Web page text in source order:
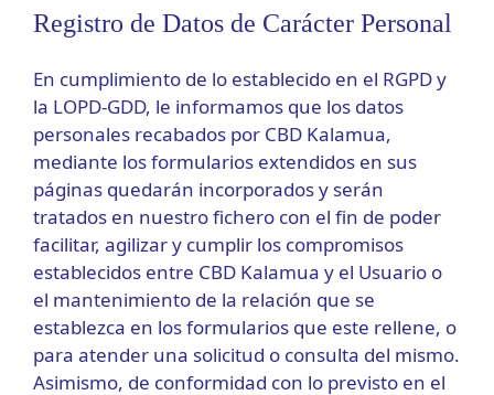
Registro de Datos de Carácter Personal
En cumplimiento de lo establecido en el RGPD y
la LOPD-GDD, le informamos que los datos
personales recabados por CBD Kalamua,
mediante los formularios extendidos en sus
páginas quedarán incorporados y serán
tratados en nuestro fichero con el fin de poder
facilitar, agilizar y cumplir los compromisos
establecidos entre CBD Kalamua y el Usuario o
el mantenimiento de la relación que se
establezca en los formularios que este rellene, o
para atender una solicitud o consulta del mismo.
Asimismo, de conformidad con lo previsto en el